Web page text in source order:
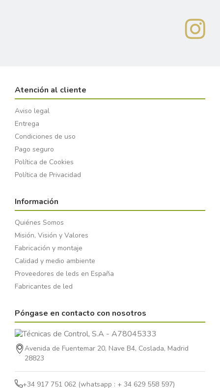
Atención al cliente
Aviso legal
Entrega
Condiciones de uso
Pago seguro
Política de Cookies
Política de Privacidad
Información
Quiénes Somos
Misión, Visión y Valores
Fabricación y montaje
Calidad y medio ambiente
Proveedores de leds en España
Fabricantes de led
Póngase en contacto con nosotros
Avenida de Fuentemar 20, Nave B4, Coslada, Madrid
28823
+34 917 751 062 (whatsapp : + 34 629 558 597)